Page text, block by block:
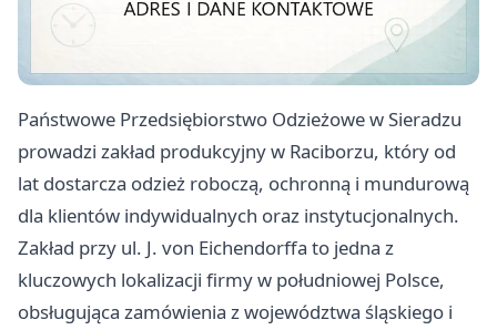
Państwowe Przedsiębiorstwo Odzieżowe w Sieradzu
prowadzi zakład produkcyjny w Raciborzu, który od
lat dostarcza odzież roboczą, ochronną i mundurową
dla klientów indywidualnych oraz instytucjonalnych.
Zakład przy ul. J. von Eichendorffa to jedna z
kluczowych lokalizacji firmy w południowej Polsce,
obsługująca zamówienia z województwa śląskiego i